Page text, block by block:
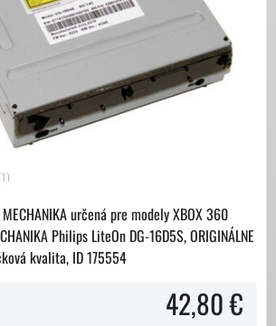
MECHANIKA určená pre modely XBOX 360
Philips LiteOn DG-16D5S, ORIGINÁLNE
kvalita, ID 175554
42,80 €